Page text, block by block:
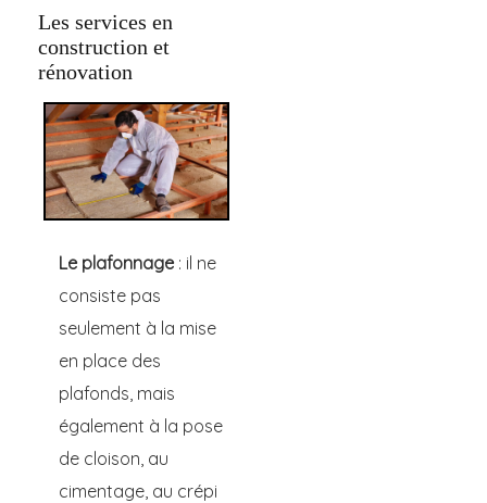
Les services en
construction et
rénovation
Le plafonnage : il ne
consiste pas
seulement à la mise
en place des
plafonds, mais
également à la pose
de cloison, au
cimentage, au crépi